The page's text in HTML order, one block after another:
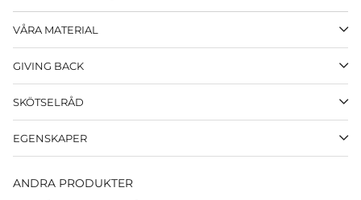
VÅRA MATERIAL
GIVING BACK
SKÖTSELRÅD
EGENSKAPER
ANDRA PRODUKTER